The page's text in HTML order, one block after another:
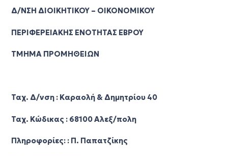
Δ/ΝΣΗ ΔΙΟΙΚΗΤΙΚΟΥ – ΟΙΚΟΝΟΜΙΚΟΥ
ΠΕΡΙΦΕΡΕΙΑΚΗΣ ΕΝΟΤΗΤΑΣ ΕΒΡΟΥ
ΤΜΗΜΑ ΠΡΟΜΗΘΕΙΩΝ
Ταχ. Δ/νση : Καραολή & Δημητρίου 40
Ταχ. Κώδικας : 68100 Αλεξ/πολη
Πληροφορίες: : Π. Παπατζίκης